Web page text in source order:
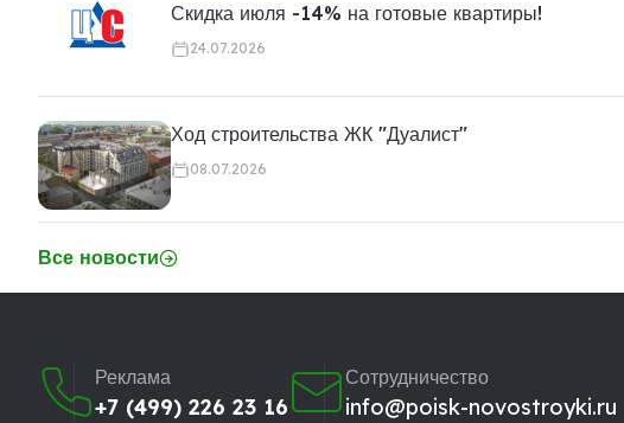
Скидка июля -14% на готовые квартиры!
24.07.2026
Ход строительства ЖК "Дуалист"
08.07.2026
Все новости
Реклама
+7 (499) 226 23 16
Сотрудничество
info@poisk-novostroyki.ru